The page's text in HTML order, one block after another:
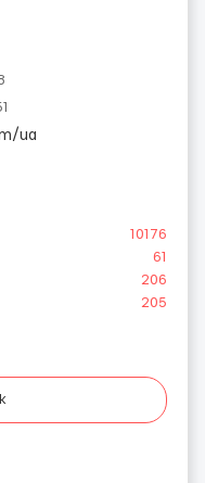
ua
10176
61
206
205